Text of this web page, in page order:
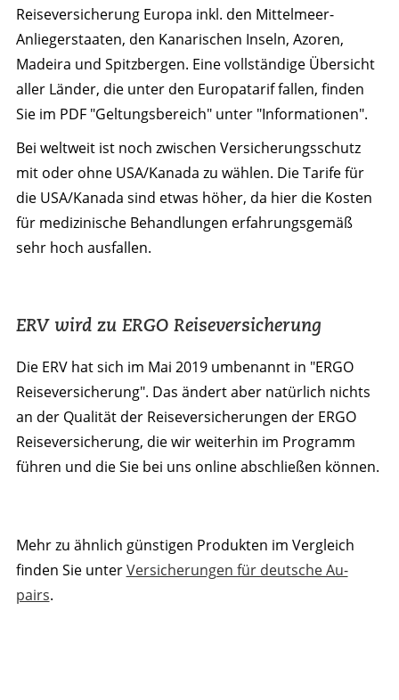
Reiseversicherung Europa inkl. den Mittelmeer-
Anliegerstaaten, den Kanarischen Inseln, Azoren,
Madeira und Spitzbergen. Eine vollständige Übersicht
aller Länder, die unter den Europatarif fallen, finden
Sie im PDF "Geltungsbereich" unter "Informationen".
Bei weltweit ist noch zwischen Versicherungsschutz
mit oder ohne USA/Kanada zu wählen. Die Tarife für
die USA/Kanada sind etwas höher, da hier die Kosten
für medizinische Behandlungen erfahrungsgemäß
sehr hoch ausfallen.
ERV wird zu ERGO Reiseversicherung
Die ERV hat sich im Mai 2019 umbenannt in "ERGO
Reiseversicherung". Das ändert aber natürlich nichts
an der Qualität der Reiseversicherungen der ERGO
Reiseversicherung, die wir weiterhin im Programm
führen und die Sie bei uns online abschließen können.
Mehr zu ähnlich günstigen Produkten im Vergleich
finden Sie unterVersicherungen für deutsche Au-
pairs.